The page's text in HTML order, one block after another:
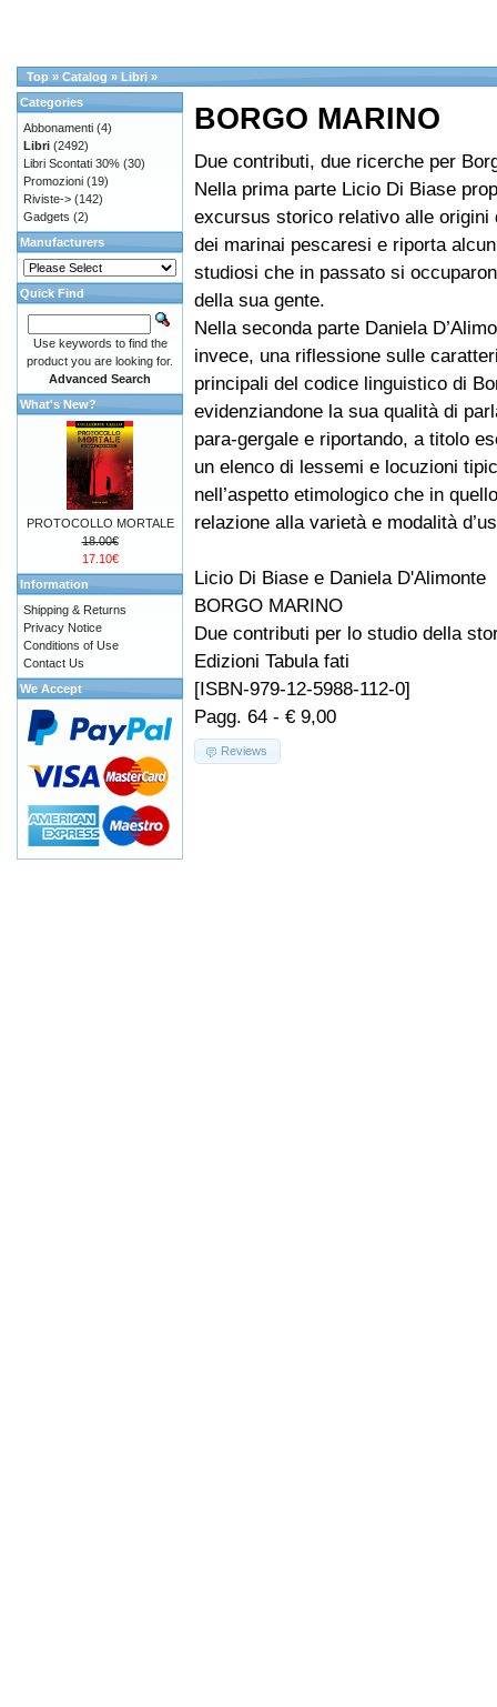
Top » Catalog » Libri »
BORGO MARINO
Due contributi, due ricerche per
Nella prima parte Licio Di Biase
excursus storico relativo alle origini
dei marinai pescaresi e riporta
studiosi che in passato si
della sua gente.
Nella seconda parte Daniela
invece, una riflessione sulle
principali del codice linguistico di
evidenziandone la sua qualità di
para-gergale e riportando, a titolo
un elenco di lessemi e locuzioni
nell’aspetto etimologico che in
relazione alla varietà e modalità
Licio Di Biase e Daniela D'Alimonte
BORGO MARINO
Due contributi per lo studio della
Edizioni Tabula fati
[ISBN-979-12-5988-112-0]
Pagg. 64 - € 9,00
Reviews
Categories
Abbonamenti (4)
Libri (2492)
Libri Scontati 30% (30)
Promozioni (19)
Riviste-> (142)
Gadgets (2)
Manufacturers
Quick Find
Use keywords to find the
product you are looking for.
Advanced Search
What's New?
PROTOCOLLO MORTALE
18.00€
17.10€
Information
Shipping & Returns
Privacy Notice
Conditions of Use
Contact Us
We Accept